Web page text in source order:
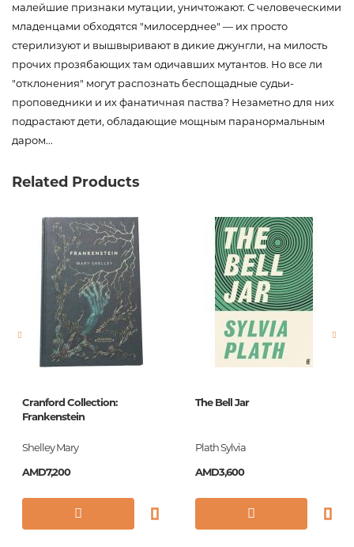
малейшие признаки мутации, уничтожают. С человеческими
младенцами обходятся "милосерднее" — их просто
стерилизуют и вышвыривают в дикие джунгли, на милость
прочих прозябающих там одичавших мутантов. Но все ли
"отклонения" могут распознать беспощадные судьи-
проповедники и их фанатичная паства? Незаметно для них
подрастают дети, обладающие мощным паранормальным
даром...
Weight
Publisher АСТ
language русский
Newness No
Pages 288
Printing cover мягкая
Publication date 2019
классика
ISBN 978-5-17-099783-1
Related Products
Cranford Collection:
Frankenstein
Shelley Mary
AMD7,200
The Bell Jar
Plath Sylvia
AMD3,600